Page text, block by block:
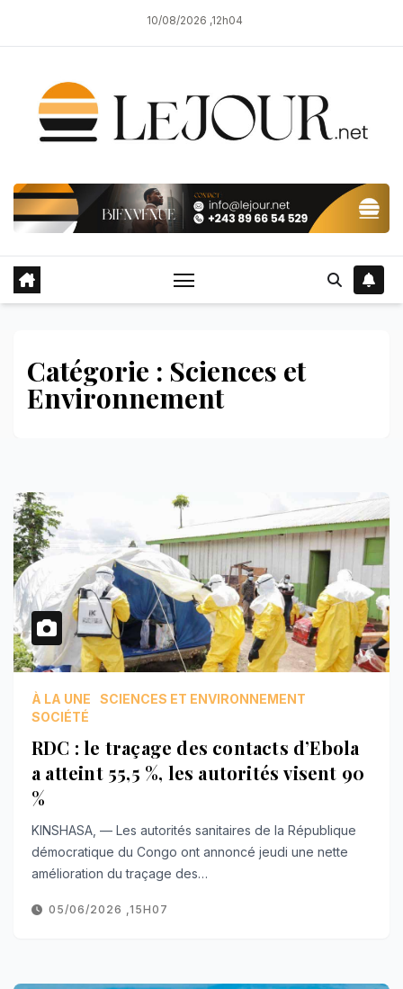
10/08/2026 ,12h04
Catégorie : Sciences et
Environnement
À LA UNE
SCIENCES ET ENVIRONNEMENT
SOCIÉTÉ
RDC : le traçage des contacts d’Ebola
a atteint 55,5 %, les autorités visent 90
%
KINSHASA, — Les autorités sanitaires de la République
démocratique du Congo ont annoncé jeudi une nette
amélioration du traçage des…
05/06/2026 ,15H07